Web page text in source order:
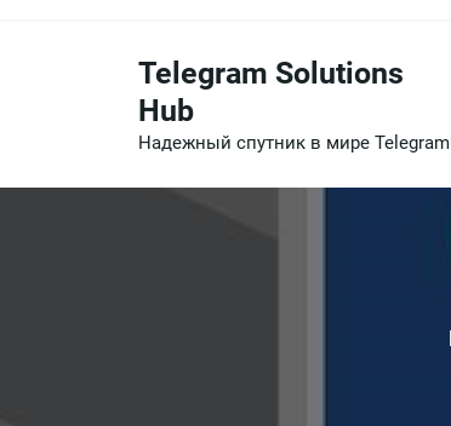
Telegram Solutions
Hub
Надежный спутник в мире